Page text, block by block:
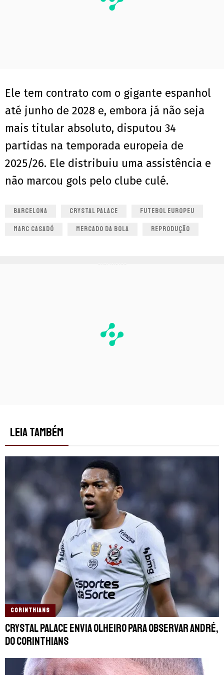
Ele tem contrato com o gigante espanhol
até junho de 2028 e, embora já não seja
mais titular absoluto, disputou 34
partidas na temporada europeia de
2025/26. Ele distribuiu uma assistência e
não marcou gols pelo clube culé.
BARCELONA CRYSTAL PALACE FUTEBOL EUROPEU
MARC CASADÓ MERCADO DA BOLA REPRODUÇÃO
PUBLICIDADE
LEIA TAMBÉM
CORINTHIANS
Crystal Palace envia olheiro para observar André,
do Corinthians